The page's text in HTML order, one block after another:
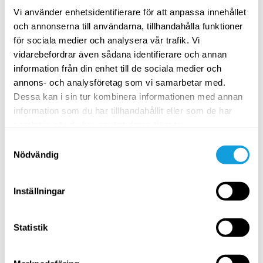
Vi använder enhetsidentifierare för att anpassa innehållet
och annonserna till användarna, tillhandahålla funktioner
för sociala medier och analysera vår trafik. Vi
vidarebefordrar även sådana identifierare och annan
information från din enhet till de sociala medier och
annons- och analysföretag som vi samarbetar med.
Dessa kan i sin tur kombinera informationen med annan
information som du har tillhandahållit eller som de har
Nödvändig
Inställningar
Statistik
Stresshantering – verktyg för
stress & oro
På denna sida hittar du innehåll för dig som